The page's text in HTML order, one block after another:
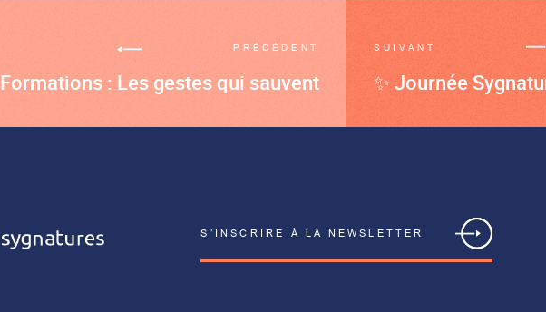
PRÉCÉDENT
Formations : Les gestes qui sauvent
SUIVANT
✨ Journée
S’INSCRIRE À LA NEWSLETTER